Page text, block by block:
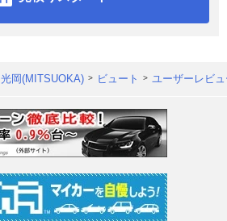
光岡(MITSUOKA) ビュート ユーザーレビ